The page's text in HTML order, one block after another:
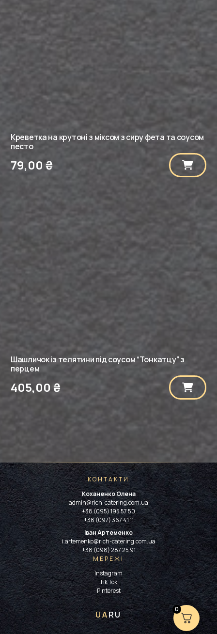
Креветка на крутоні з міксом з сиру фета та соусом
песто
79,00₴
Шашличок із телятини під соусом “Тонкатцу” з
перцем
405,00 ₴
КОНТАКТИ
Коханенко Олена
admin@rich-catering.com.ua
+38 (095) 195 57 50
+38 (097) 367 41 11
Іван Артеменко
i.artemenko@rich-catering.com.ua
+38 (098) 287 25 91
МЕРЕЖІ
Instagram
Tik Tok
Pinterest
UARU
0